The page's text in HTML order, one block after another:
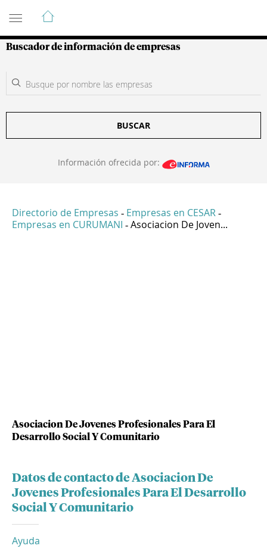
Guía de Empresas Colombianas
Buscador de información de empresas
BUSCAR
Información ofrecida por:
Directorio de Empresas - Empresas en CESAR -
Empresas en CURUMANI - Asociacion De Joven...
Asociacion De Jovenes Profesionales Para El
Desarrollo Social Y Comunitario
Datos de contacto de Asociacion De
Jovenes Profesionales Para El Desarrollo
Social Y Comunitario
Ayuda